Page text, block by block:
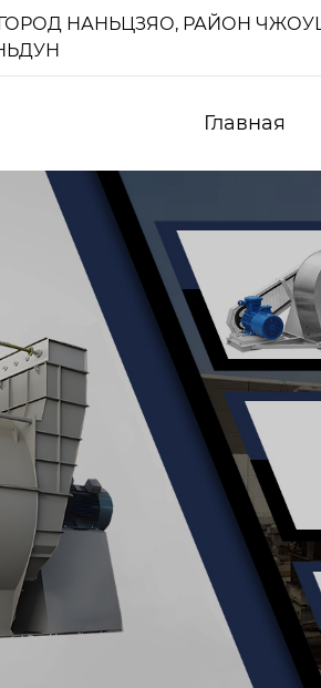
НАНЬЦЗЯО, РАЙОН
Главная